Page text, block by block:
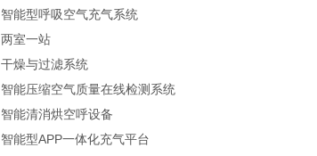
智能型呼吸空气充气系统
两室一站
干燥与过滤系统
智能压缩空气质量在线检测系统
智能清消烘空呼设备
智能型APP一体化充气平台